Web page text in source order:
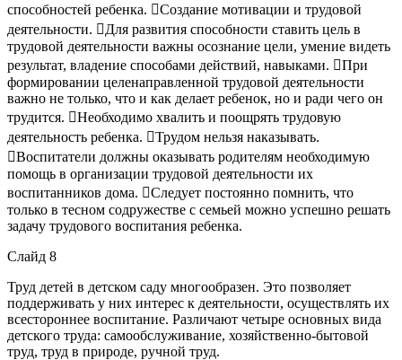
способностей ребенка. Создание мотивации и трудовой
деятельности. Для развития способности ставить цель в
трудовой деятельности важны осознание цели, умение видеть
результат, владение способами действий, навыками. При
формировании целенаправленной трудовой деятельности
важно не только, что и как делает ребенок, но и ради чего он
трудится. Необходимо хвалить и поощрять трудовую
деятельность ребенка. Трудом нельзя наказывать.
Воспитатели должны оказывать родителям необходимую
помощь в организации трудовой деятельности их
воспитанников дома. Следует постоянно помнить, что
только в тесном содружестве с семьей можно успешно решать
задачу трудового воспитания ребенка.
Слайд 8
Труд детей в детском саду многообразен. Это позволяет
поддерживать у них интерес к деятельности, осуществлять их
всестороннее воспитание. Различают четыре основных вида
детского труда: самообслуживание, хозяйственно-бытовой
труд, труд в природе, ручной труд.